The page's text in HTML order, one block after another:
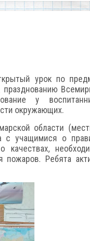
урок по
у
окружающих.
области
с учащимися о
Ребята